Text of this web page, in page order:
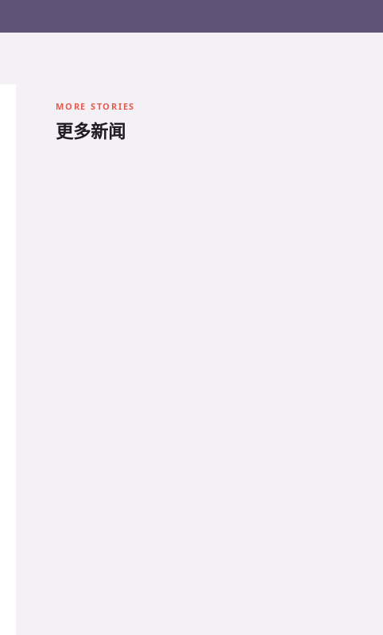
MORE STORIES
更多新闻